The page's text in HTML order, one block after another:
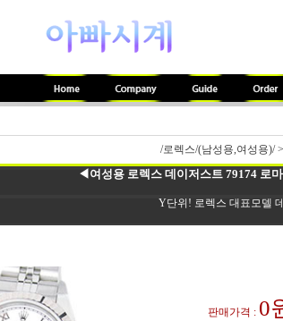
/로렉스/(남성용,여성용)/ >
◀여성용 로렉스 데이저스트 79174 로
Y단위! 로렉스 대표모델
판매가격 : 0